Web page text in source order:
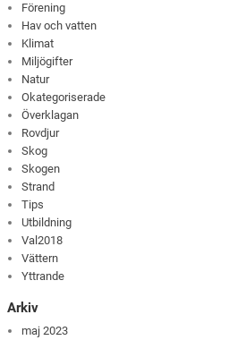
Förening
Hav och vatten
Klimat
Miljögifter
Natur
Okategoriserade
Överklagan
Rovdjur
Skog
Skogen
Strand
Tips
Utbildning
Val2018
Vättern
Yttrande
Arkiv
maj 2023